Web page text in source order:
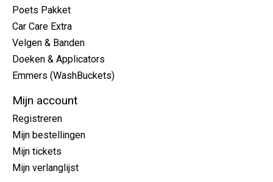
Poets Pakket
Car Care Extra
Velgen & Banden
Doeken & Applicators
Emmers (WashBuckets)
Mijn account
Registreren
Mijn bestellingen
Mijn tickets
Mijn verlanglijst